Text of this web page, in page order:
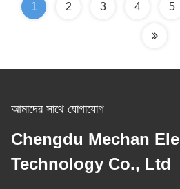
1 2 3 4 5
আমাদের সাথে যোগাযোগ
Chengdu Mechan
Technology Co., Ltd